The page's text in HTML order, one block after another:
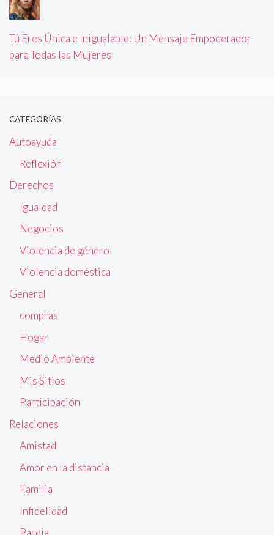
Tú Eres Única e Inigualable: Un Mensaje Empoderador
para Todas las Mujeres
CATEGORÍAS
Autoayuda
Reflexión
Derechos
Igualdad
Negocios
Violencia de género
Violencia doméstica
General
compras
Hogar
Medio Ambiente
Mis Sitios
Participación
Relaciones
Amistad
Amor en la distancia
Familia
Infidelidad